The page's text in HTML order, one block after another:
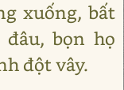
xuống, bất
bọn họ
đột vây.